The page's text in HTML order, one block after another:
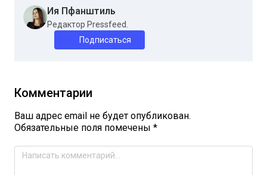
Ия Пфанштиль
Редактор Pressfeed.
Подписаться
Комментарии
Ваш адрес email не будет опубликован.
Обязательные поля помечены *